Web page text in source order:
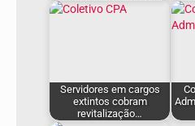
Servidores em cargos
extintos cobram
revitalização…